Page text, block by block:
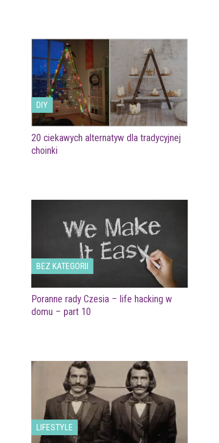
DIY
20 ciekawych alternatyw dla tradycyjnej
choinki
BEZ KATEGORII
Poranne rady Czesia – life hacking w
domu – part 10
LIFESTYLE